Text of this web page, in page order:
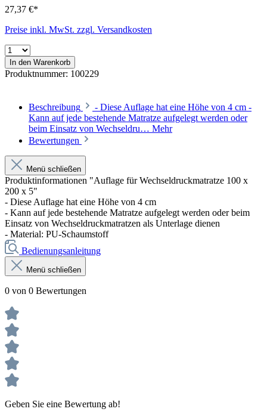
27,37 €*
Preise inkl. MwSt. zzgl. Versandkosten
In den Warenkorb
Produktnummer: 100229
Beschreibung
- Diese Auflage hat eine Höhe von 4 cm -
Kann auf jede bestehende Matratze aufgelegt werden oder
beim Einsatz von Wechseldru… Mehr
Bewertungen
Menü schließen
Produktinformationen "Auflage für Wechseldruckmatratze 100 x
200 x 5"
- Diese Auflage hat eine Höhe von 4 cm
- Kann auf jede bestehende Matratze aufgelegt werden oder beim
Einsatz von Wechseldruckmatratzen als Unterlage dienen
- Material: PU-Schaumstoff
Bedienungsanleitung
Menü schließen
0 von 0 Bewertungen
Geben Sie eine Bewertung ab!